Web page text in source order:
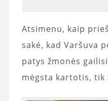
Atsimenu, kaip
sakė, kad Varšuva
patys žmonės
mėgsta kartotis, tik